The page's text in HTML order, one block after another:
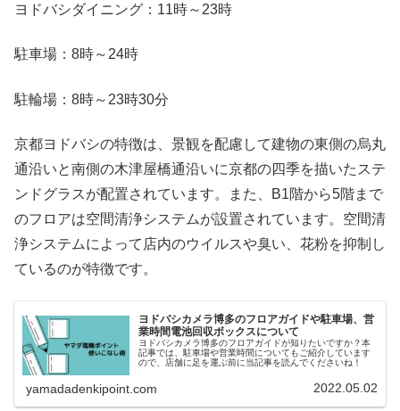
ヨドバシダイニング：11時～23時
駐車場：8時～24時
駐輪場：8時～23時30分
京都ヨドバシの特徴は、景観を配慮して建物の東側の烏丸
通沿いと南側の木津屋橋通沿いに京都の四季を描いたステ
ンドグラスが配置されています。また、B1階から5階まで
のフロアは空間清浄システムが設置されています。空間清
浄システムによって店内のウイルスや臭い、花粉を抑制し
ているのが特徴です。
ヨドバシカメラ博多のフロアガイドや駐車場、営
業時間電池回収ボックスについて
ヨドバシカメラ博多のフロアガイドが知りたいですか？本
記事では、駐車場や営業時間についてもご紹介しています
ので、店舗に足を運ぶ前に当記事を読んでくださいね！
yamadadenkipoint.com 2022.05.02